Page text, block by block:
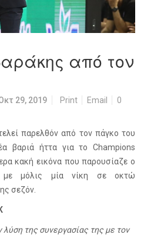
από τον
29, 2019 Print Email
0
παρελθόν από τον πάγκο του
βαριά ήττα για το Champions
κακή εικόνα που παρουσίαζε ο
με μόλις μία νίκη σε οκτώ
σεζόν.
της συνεργασίας της με τον